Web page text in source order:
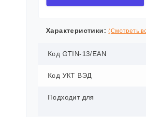
Характеристики: (Смотреть
Код GTIN-13/EAN
Код УКТ ВЭД
Подходит для